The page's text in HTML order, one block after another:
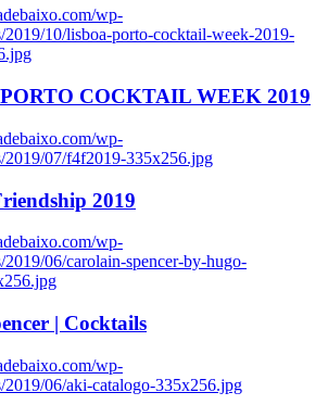
wp-
2019/10/lisboa-porto-cocktail-week-2019-
COCKTAIL WEEK 2019
wp-
2019/07/f4f2019-335x256.jpg
2019
wp-
2019/06/carolain-spencer-by-hugo-
| Cocktails
wp-
2019/06/aki-catalogo-335x256.jpg